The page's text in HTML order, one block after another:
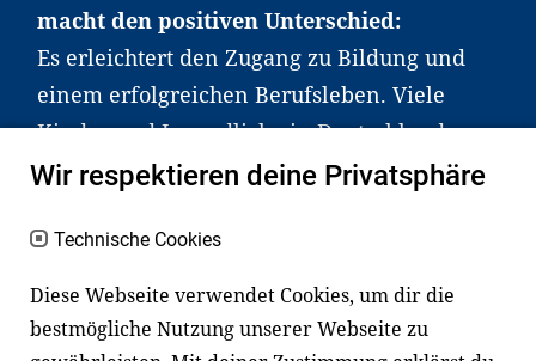
macht den positiven Unterschied:
Es erleichtert den Zugang zu Bildung und
einem erfolgreichen Berufsleben. Viele
Kinder und Jugendliche in Deutschland
haben aber große Schwierigkeiten dabei.
an Familien sowie an Erzieher*innen,
Lehrer*innen und andere
Fachexpert*innen. Dafür arbeiten wir eng
mit Ministerien, wissenschaftlichen
Wir respektieren deine Privatsphäre
Technische Cookies
Diese Webseite verwendet Cookies, um dir die
bestmögliche Nutzung unserer Webseite zu